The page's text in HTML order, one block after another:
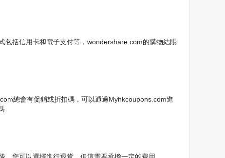
包括信用卡和電子支付等，wondershare.com的購物結賬
總會有促銷或折扣碼，可以通過Myhkcoupons.com進